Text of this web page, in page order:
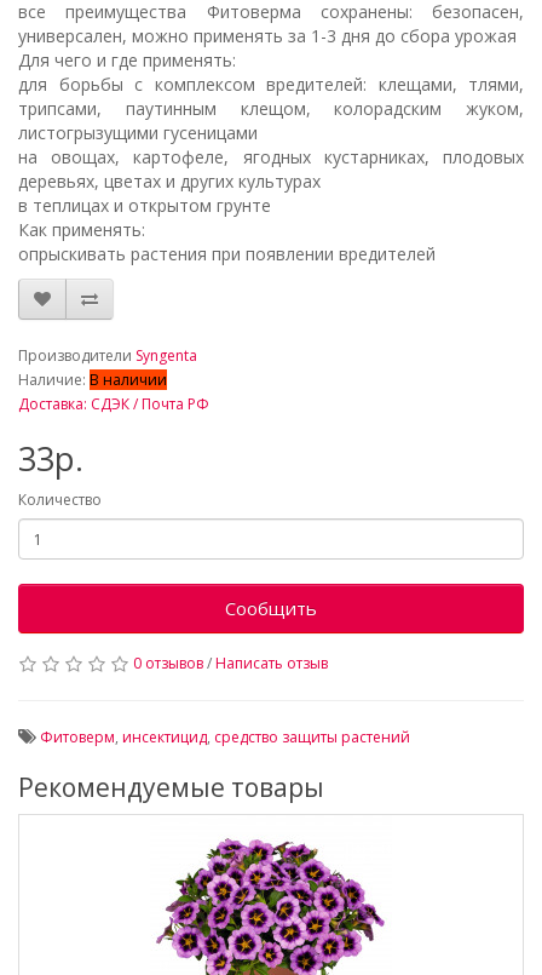
все преимущества Фитоверма сохранены: безопасен,
универсален, можно применять за 1-3 дня до сбора урожая
Для чего и где применять:
для борьбы с комплексом вредителей: клещами, тлями,
трипсами, паутинным клещом, колорадским жуком,
листогрызущими гусеницами
на овощах, картофеле, ягодных кустарниках, плодовых
деревьях, цветах и других культурах
в теплицах и открытом грунте
Как применять:
опрыскивать растения при появлении вредителей
Производители Syngenta
Наличие: В наличии
Доставка: СДЭК / Почта РФ
33р.
Количество
Сообщить
0 отзывов/Написать отзыв
Фитоверм, инсектицид, средство защиты растений
Рекомендуемые товары